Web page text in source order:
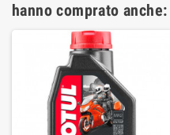
hanno comprato anche: